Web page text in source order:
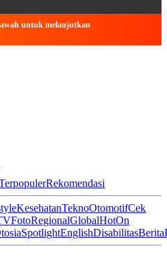
untuk melanjutkan
Rekomendasi
KesehatanTeknoOtomotifCek
FotoRegionalGlobalHotOn
SpotlightEnglishDisabilitasBerita